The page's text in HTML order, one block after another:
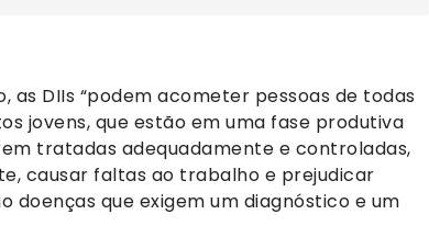
as DIIs “podem acometer pessoas de todas
jovens, que estão em uma fase produtiva
tratadas adequadamente e controladas,
causar faltas ao trabalho e prejudicar
doenças que exigem um diagnóstico e um